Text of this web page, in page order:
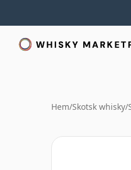
Hem/Skotsk whisky/